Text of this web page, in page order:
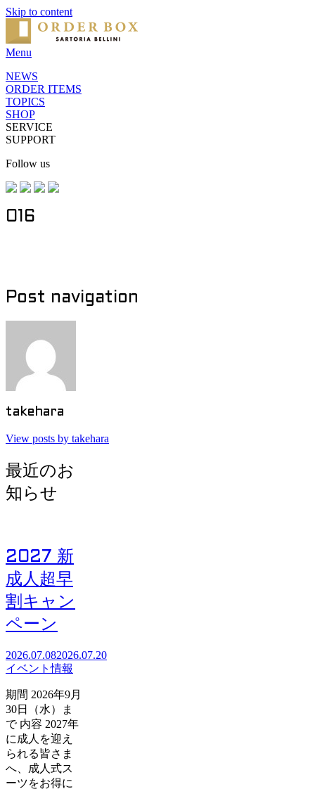
Skip to content
Menu
NEWS
ORDER ITEMS
TOPICS
SHOP
SERVICE
SUPPORT
Follow us
016
Post navigation
takehara
View posts by takehara
最近のお
知らせ
2027 新
成人超早
割キャン
ペーン
2026.07.082026.07.20
イベント情報
期間 2026年9月
30日（水）ま
で 内容 2027年
に成人を迎え
られる皆さま
へ、成人式ス
ーツをお得に